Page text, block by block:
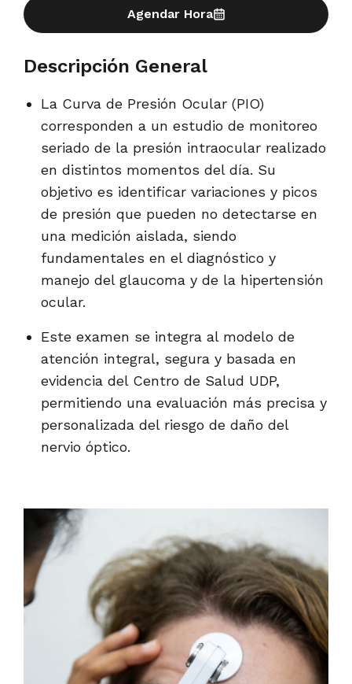
Agendar Hora
Descripción General
La Curva de Presión Ocular (PIO)
corresponden a un estudio de monitoreo
seriado de la presión intraocular realizado
en distintos momentos del día. Su
objetivo es identificar variaciones y picos
de presión que pueden no detectarse en
una medición aislada, siendo
fundamentales en el diagnóstico y
manejo del glaucoma y de la hipertensión
ocular.
Este examen se integra al modelo de
atención integral, segura y basada en
evidencia del Centro de Salud UDP,
permitiendo una evaluación más precisa y
personalizada del riesgo de daño del
nervio óptico.